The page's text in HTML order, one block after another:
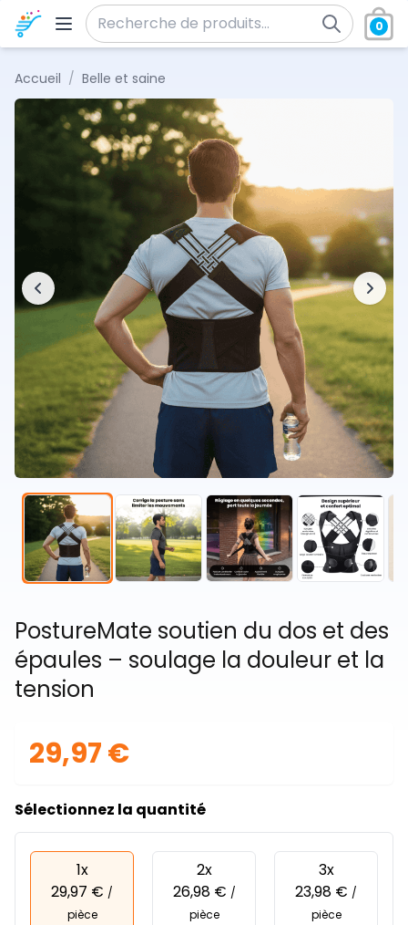
Aller au contenu
Recherche pour :
0
Accueil / Belle et saine
PostureMate soutien du dos et des
épaules – soulage la douleur et la
tension
29,97 €
Sélectionnez la quantité
1x
29,97 € /
pièce
2x
26,98 € /
pièce
3x
23,98 € /
pièce